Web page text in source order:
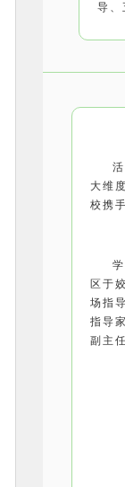
导、
大维
校携
区于
场指
指导
副主